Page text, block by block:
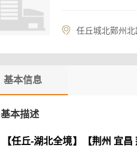
任丘城北鄚州北
基本信息
基本描述
【任丘-湖北全境】 【荆州 宜昌